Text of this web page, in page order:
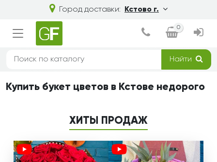
Город доставки: Кстово г.
0
Найти
Купить букет цветов в Кстове недорого
ХИТЫ ПРОДАЖ